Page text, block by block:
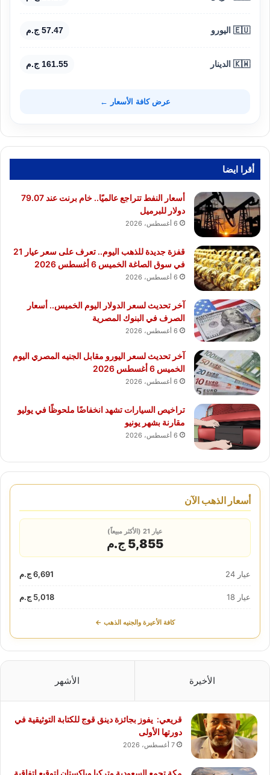
🇪🇺 اليورو 57.47 ج.م
🇰🇼 الدينار 161.55 ج.م
عرض كافة الأسعار ←
أقرا ايضا
أسعار النفط تتراجع عالميًا.. خام برنت عند 79.07
دولار للبرميل
6 أغسطس، 2026
قفزة جديدة للذهب اليوم.. تعرف على سعر عيار 21
في سوق الصاغة الخميس 6 أغسطس 2026
6 أغسطس، 2026
آخر تحديث لسعر الدولار اليوم الخميس.. أسعار
الصرف في البنوك المصرية
6 أغسطس، 2026
آخر تحديث لسعر اليورو مقابل الجنيه المصري اليوم
الخميس 6 أغسطس 2026
6 أغسطس، 2026
تراخيص السيارات تشهد انخفاضًا ملحوظًا في يوليو
مقارنة بشهر يونيو
6 أغسطس، 2026
أسعار الذهب الآن
عيار 21 (الأكثر مبيعاً)
5,855 ج.م
عيار 24 6,691 ج.م
عيار 18 5,018 ج.م
كافة الأعيرة والجنيه الذهب ←
الأخيرة الأشهر
قريعي: يفوز بجائزة دينق قوج للكتابة التوثيقية في
دورتها الأولى
7 أغسطس، 2026
مكة تجمع السعودية وتركيا وباكستان لتوقيع اتفاقية